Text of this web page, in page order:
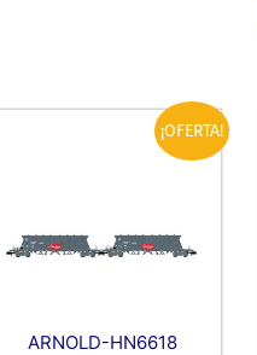
¡OFERTA!
ARNOLD-HN6618
precio
69,90€.
El
precio
50,95€.